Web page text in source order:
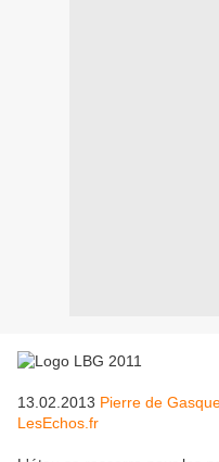
13.02.2013 Pierre de
LesEchos.fr